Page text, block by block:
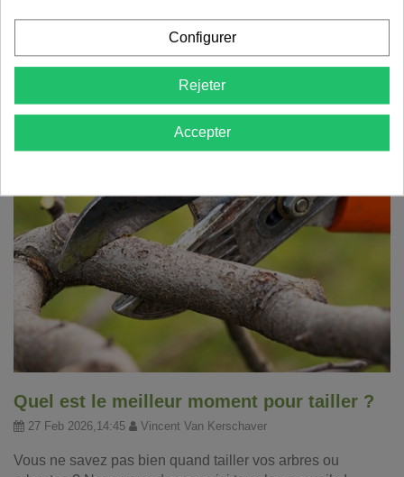
Poser des rouleaux de gazon : guide étape
par étape pour une pelouse parfaite
17 Mar 2026,18:52
Vous souhaitez obtenir rapidement une pelouse belle et
bien verte ? Découvrez comment poser facilement des...
Quel est le meilleur moment pour tailler ?
27 Feb 2026,14:45 Vincent Van Kerschaver
Vous ne savez pas bien quand tailler vos arbres ou
Configurer
Rejeter
Accepter